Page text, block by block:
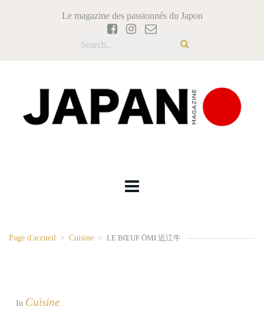
Le magazine des passionnés du Japon
Page d'accueil > Cuisine > LE BŒUF ŌMI 近江牛
In Cuisine